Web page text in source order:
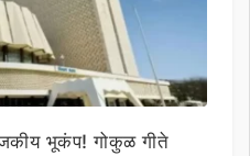
भूकंप! गोकुळ गीते